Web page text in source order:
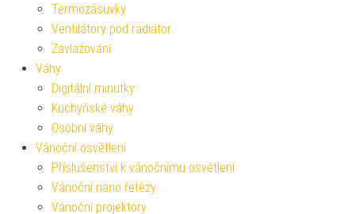
Termozásuvky
Ventilátory pod radiátor
Zavlažování
Váhy
Digitální minutky
Kuchyňské váhy
Osobní váhy
Vánoční osvětlení
Příslušenství k vánočnímu osvětlení
Vánoční nano řetězy
Vánoční projektory